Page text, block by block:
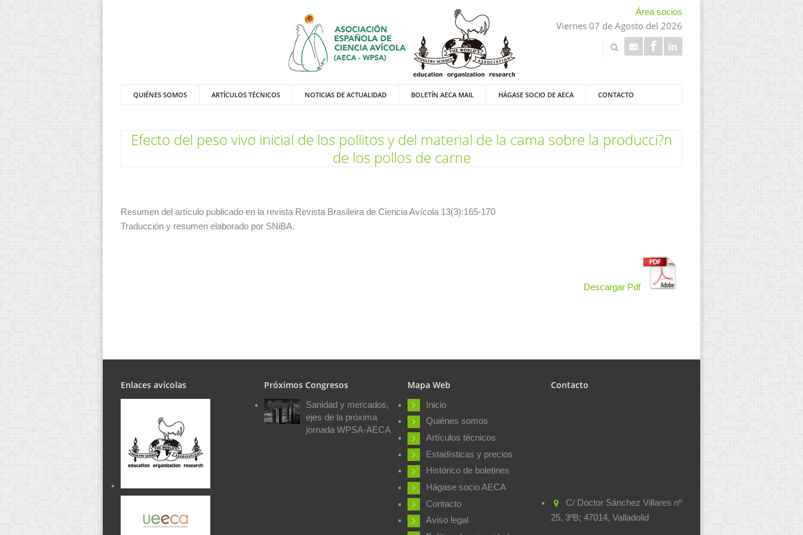
Área socios
Viernes 07 de Agosto del 2026
QUIÉNES SOMOS ARTÍCULOS TÉCNICOS NOTICIAS DE ACTUALIDAD BOLETÍN AECA MAIL HÁGASE SOCIO DE AECA CONTACTO
Efecto del peso vivo inicial de los pollitos y del material de la cama sobre la producci?n
de los pollos de carne
Resumen del artículo publicado en la revista Revista Brasileira de Ciencia Avícola 13(3):165-170
Traducción y resumen elaborado por SNiBA.
Descargar Pdf
Enlaces avícolas Próximos Congresos
Sanidad y mercados,
ejes de la próxima
jornada WPSA-AECA
Mapa Web
Inicio
Quiénes somos
Artículos técnicos
Estadísticas y precios
Histórico de boletines
Hágase socio AECA
Contacto
Aviso legal
Contacto
C/ Doctor Sánchez Villares nº
25, 3ºB; 47014, Valladolid